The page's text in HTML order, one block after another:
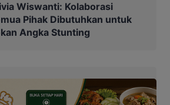
Wiswanti: Kolaborasi
Pihak Dibutuhkan untuk
Angka Stunting